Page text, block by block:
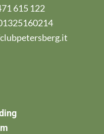
615 122